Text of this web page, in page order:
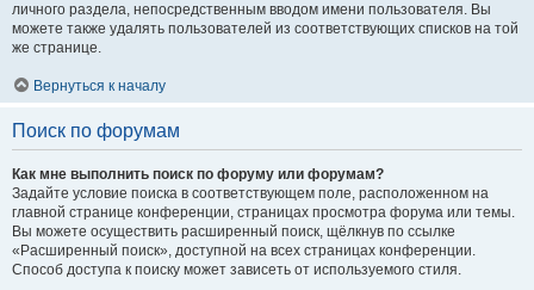
личного раздела, непосредственным вводом имени пользователя. Вы
можете также удалять пользователей из соответствующих списков на той
же странице.
Вернуться к началу
Поиск по форумам
Как мне выполнить поиск по форуму или форумам?
Задайте условие поиска в соответствующем поле, расположенном на
главной странице конференции, страницах просмотра форума или темы.
Вы можете осуществить расширенный поиск, щёлкнув по ссылке
«Расширенный поиск», доступной на всех страницах конференции.
Способ доступа к поиску может зависеть от используемого стиля.